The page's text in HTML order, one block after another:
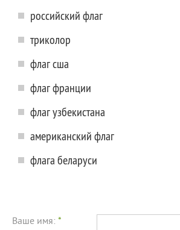
российский флаг
триколор
флаг сша
флаг франции
флаг узбекистана
американский флаг
флага беларуси
Ваше имя: *